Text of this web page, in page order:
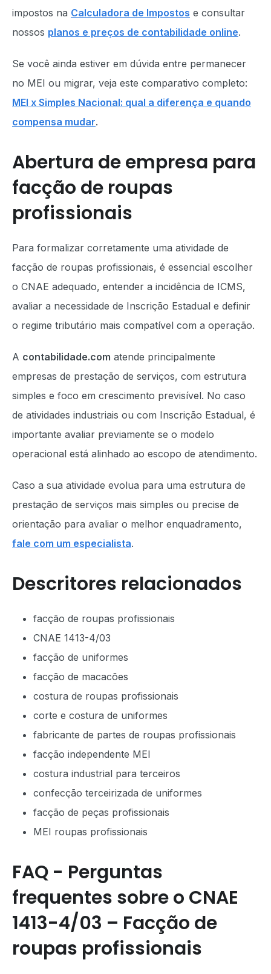
impostos na Calculadora de Impostos e consultar
nossos planos e preços de contabilidade online.
Se você ainda estiver em dúvida entre permanecer
no MEI ou migrar, veja este comparativo completo:
MEI x Simples Nacional: qual a diferença e quando
compensa mudar.
Abertura de empresa para
facção de roupas
profissionais
Para formalizar corretamente uma atividade de
facção de roupas profissionais, é essencial escolher
o CNAE adequado, entender a incidência de ICMS,
avaliar a necessidade de Inscrição Estadual e definir
o regime tributário mais compatível com a operação.
A contabilidade.com atende principalmente
empresas de prestação de serviços, com estrutura
simples e foco em crescimento previsível. No caso
de atividades industriais ou com Inscrição Estadual, é
importante avaliar previamente se o modelo
operacional está alinhado ao escopo de atendimento.
Caso a sua atividade evolua para uma estrutura de
prestação de serviços mais simples ou precise de
orientação para avaliar o melhor enquadramento,
fale com um especialista.
Descritores relacionados
facção de roupas profissionais
CNAE 1413-4/03
facção de uniformes
facção de macacões
costura de roupas profissionais
corte e costura de uniformes
fabricante de partes de roupas profissionais
facção independente MEI
costura industrial para terceiros
confecção terceirizada de uniformes
facção de peças profissionais
MEI roupas profissionais
FAQ - Perguntas
frequentes sobre o CNAE
1413-4/03 – Facção de
roupas profissionais